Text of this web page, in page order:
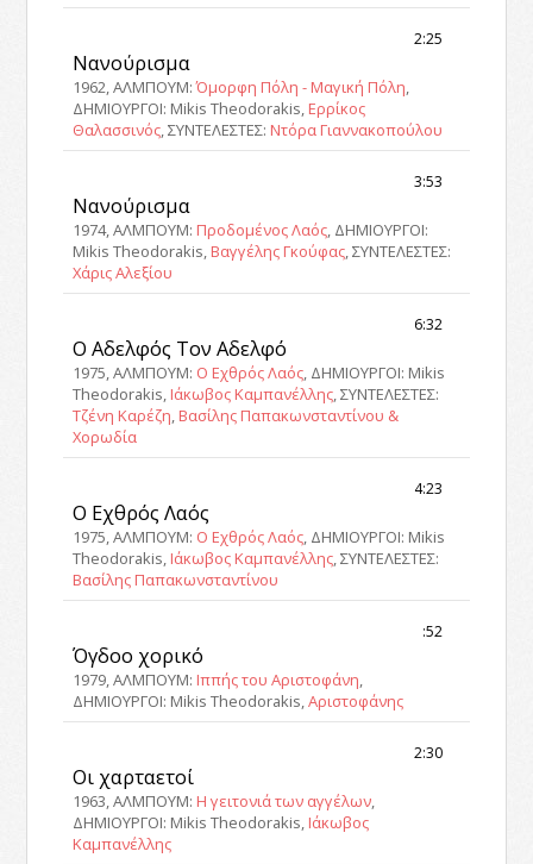
2:25
Νανούρισμα
1962, ΑΛΜΠΟΥΜ:Όμορφη Πόλη - Μαγική Πόλη,
ΔΗΜΙΟΥΡΓΟΙ: Mikis Theodorakis, Ερρίκος
Θαλασσινός, ΣΥΝΤΕΛΕΣΤΕΣ: Ντόρα Γιαννακοπούλου
3:53
Νανούρισμα
1974, ΑΛΜΠΟΥΜ: Προδομένος Λαός, ΔΗΜΙΟΥΡΓΟΙ:
Mikis Theodorakis, Βαγγέλης Γκούφας, ΣΥΝΤΕΛΕΣΤΕΣ:
Χάρις Αλεξίου
6:32
Ο Αδελφός Τον Αδελφό
1975, ΑΛΜΠΟΥΜ: Ο Εχθρός Λαός, ΔΗΜΙΟΥΡΓΟΙ: Mikis
Theodorakis, Ιάκωβος Καμπανέλλης, ΣΥΝΤΕΛΕΣΤΕΣ:
Τζένη Καρέζη, Βασίλης Παπακωνσταντίνου &
Χορωδία
4:23
Ο Εχθρός Λαός
1975, ΑΛΜΠΟΥΜ: Ο Εχθρός Λαός, ΔΗΜΙΟΥΡΓΟΙ: Mikis
Theodorakis, Ιάκωβος Καμπανέλλης, ΣΥΝΤΕΛΕΣΤΕΣ:
Βασίλης Παπακωνσταντίνου
:52
Όγδοο χορικό
1979, ΑΛΜΠΟΥΜ: Ιππής του Αριστοφάνη,
ΔΗΜΙΟΥΡΓΟΙ: Mikis Theodorakis,Αριστοφάνης
2:30
Οι χαρταετοί
1963, ΑΛΜΠΟΥΜ: Η γειτονιά των αγγέλων,
ΔΗΜΙΟΥΡΓΟΙ: Mikis Theodorakis, Ιάκωβος
Καμπανέλλης